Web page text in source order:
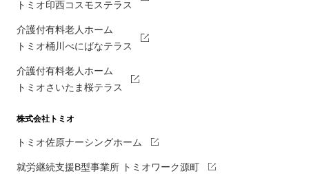
トミオ印西コスモステラス
介護付有料老人ホーム
トミオ桶川べにばなテラス
介護付有料老人ホーム
トミオさいたま桜テラス
株式会社トミオ
トミオ佐原ナーシングホーム
就労継続支援B型事業所 トミオワーク源町